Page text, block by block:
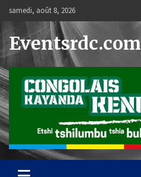
content
samedi, août 8, 2026
Eventsrdc.com